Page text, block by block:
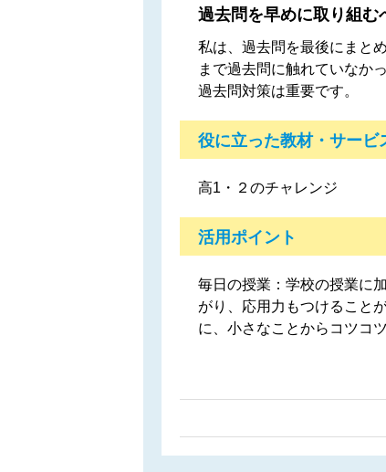
過去問を早めに取り組む
私は、過去問を最後にまと
まで過去問に触れていなか
過去問対策は重要です。
役に立った教材・サービ
高1・２のチャレンジ
活用ポイント
毎日の授業：学校の授業に
がり、応用力もつけること
に、小さなことからコツコ